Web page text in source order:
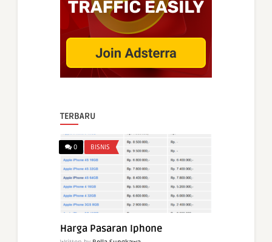
TERBARU
0 BISNIS
Harga Pasaran Iphone